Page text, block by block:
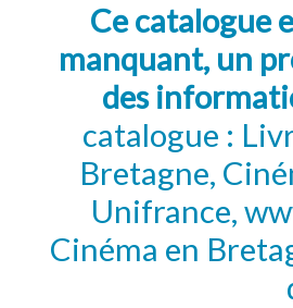
Ce catalogue
manquant, un
des
catalogue :
Bretagne,
Unifrance,
Cinéma en